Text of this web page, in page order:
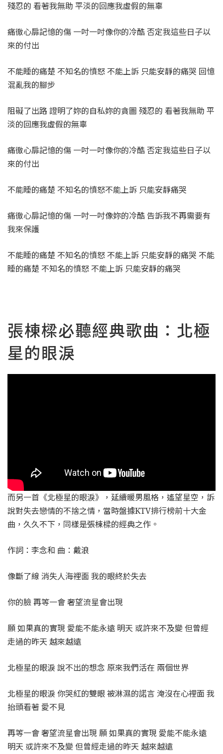
殘忍的 看著我無助 平淡的回應我虛假的無辜
痛徹心扉記憶的傷 一吋一吋像你的冷酷 否定我這些日子以
來的付出
不能睡的痛楚 不知名的憤怒 不能上訴 只能安靜的痛哭 回憶
混亂我的腳步
阻礙了出路 證明了妳的自私妳的貪圖 殘忍的 看著我無助 平
淡的回應我虛假的無辜
痛徹心扉記憶的傷 一吋一吋像你的冷酷 否定我這些日子以
來的付出
不能睡的痛楚 不知名的憤怒不能上訴 只能安靜痛哭
痛徹心扉記憶的傷 一吋一吋像妳的冷酷 告訴我不再需要有
我來保護
不能睡的痛楚 不知名的憤怒 不能上訴 只能安靜的痛哭 不能
睡的痛楚 不知名的憤怒 不能上訴 只能安靜的痛哭
張棟樑必聽經典歌曲：北極
星的眼淚
而另一首《北極星的眼淚》，延續暖男風格，遙望星空，訴
說對失去戀情的不捨之情，當時盤據KTV排行榜前十大金
曲，久久不下，同樣是張棟樑的經典之作。
作詞：李念和 曲：戴浪
像斷了線 消失人海裡面 我的眼終於失去
你的臉 再等一會 奢望流星會出現
願 如果真的實現 愛能不能永遠 明天 或許來不及變 但曾經
走過的昨天 越來越遠
北極星的眼淚 說不出的想念 原來我們活在 兩個世界
北極星的眼淚 你哭紅的雙眼 被淋濕的諾言 淹沒在心裡面 我
抬頭看著 愛不見
再等一會 奢望流星會出現 願 如果真的實現 愛能不能永遠
明天 或許來不及變 但曾經走過的昨天 越來越遠